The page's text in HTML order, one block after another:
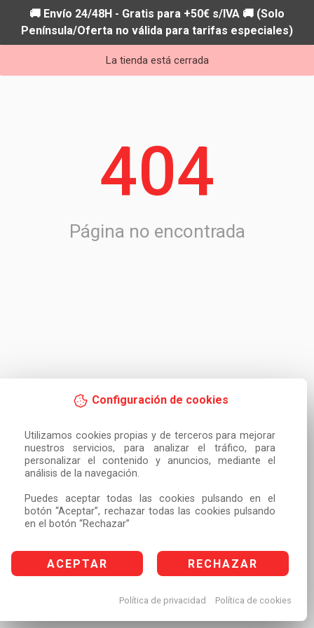
Configuración de cookies
Utilizamos cookies propias y de terceros para mejorar
nuestros servicios, para analizar el tráfico, para
personalizar el contenido y anuncios, mediante el
análisis de la navegación.
Puedes aceptar todas las cookies pulsando en el
botón “Aceptar”, rechazar todas las cookies pulsando
en el botón “Rechazar”
ACEPTAR RECHAZAR
Política de privacidad Política de cookies
🚚 Envío 24/48H - Gratis para +50€ s/IVA 🚚 (Solo
Península/Oferta no válida para tarifas especiales)
La tienda está cerrada
404
Página no encontrada